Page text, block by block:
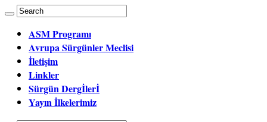
ASM Programı
Avrupa Sürgünler Meclisi
İletişim
Linkler
Sürgün Dergİlerİ
Yayın İlkelerimiz